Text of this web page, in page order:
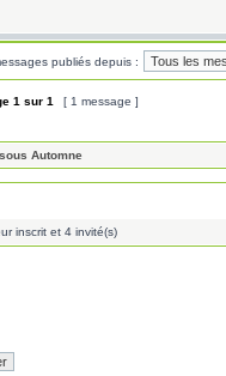
publiés depuis :
1 sur 1 [ 1 message ]
Automne
inscrit et 4 invité(s)